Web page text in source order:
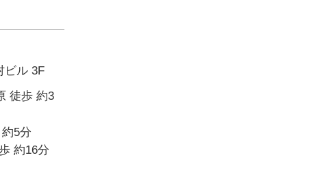
ビル 3F
徒歩 約3
5分
約16分